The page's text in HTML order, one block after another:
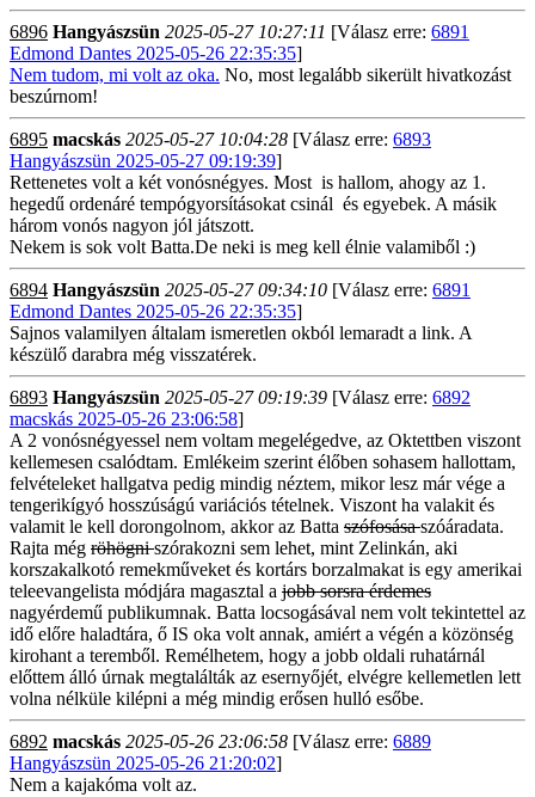
6896 Hangyászsün 2025-05-27 10:27:11 [Válasz erre: 6891
Edmond Dantes 2025-05-26 22:35:35]
Nem tudom, mi volt az oka. No, most legalább sikerült hivatkozást
beszúrnom!
6895 macskás 2025-05-27 10:04:28 [Válasz erre: 6893
Hangyászsün 2025-05-27 09:19:39]
Rettenetes volt a két vonósnégyes. Most is hallom, ahogy az 1.
hegedű ordenáré tempógyorsításokat csinál és egyebek. A másik
három vonós nagyon jól játszott.
Nekem is sok volt Batta.De neki is meg kell élnie valamiből :)
6894 Hangyászsün 2025-05-27 09:34:10 [Válasz erre: 6891
Edmond Dantes 2025-05-26 22:35:35]
Sajnos valamilyen általam ismeretlen okból lemaradt a link. A
készülő darabra még visszatérek.
6893 Hangyászsün 2025-05-27 09:19:39 [Válasz erre: 6892
macskás 2025-05-26 23:06:58]
A 2 vonósnégyessel nem voltam megelégedve, az Oktettben viszont
kellemesen csalódtam. Emlékeim szerint élőben sohasem hallottam,
felvételeket hallgatva pedig mindig néztem, mikor lesz már vége a
tengerikígyó hosszúságú variációs tételnek. Viszont ha valakit és
valamit le kell dorongolnom, akkor az Batta szófosásaszóáradata.
Rajta még röhögniszórakozni sem lehet, mint Zelinkán, aki
korszakalkotó remekműveket és kortárs borzalmakat is egy amerikai
teleevangelista módjára magasztal a jobb sorsra érdemes
nagyérdemű publikumnak. Batta locsogásával nem volt tekintettel az
idő előre haladtára, ő IS oka volt annak, amiért a végén a közönség
kirohant a teremből. Remélhetem, hogy a jobb oldali ruhatárnál
előttem álló úrnak megtalálták az esernyőjét, elvégre kellemetlen lett
volna nélküle kilépni a még mindig erősen hulló esőbe.
6892 macskás 2025-05-26 23:06:58 [Válasz erre: 6889
Hangyászsün 2025-05-26 21:20:02]
Nem a kajakóma volt az.